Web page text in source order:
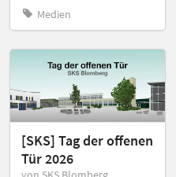
Medien
[SKS] Tag der offenen
Tür 2026